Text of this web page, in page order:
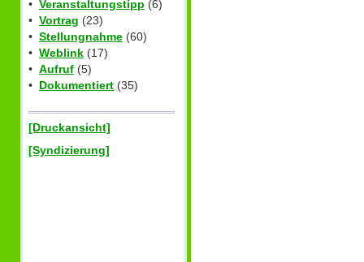
• Veranstaltungstipp (6)
• Vortrag (23)
• Stellungnahme (60)
• Weblink (17)
• Aufruf (5)
• Dokumentiert (35)
[Druckansicht]
[Syndizierung]